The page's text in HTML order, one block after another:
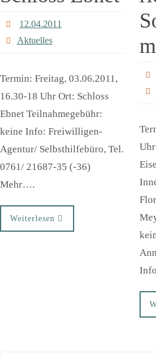
12.04.2011
Aktuelles
Termin: Freitag, 03.06.2011,
16.30-18 Uhr Ort: Schloss
Ebnet Teilnahmegebühr:
keine Info: Freiwilligen-
Agentur/ Selbsthilfebüro, Tel.
0761/ 21687-35 (-36)
Mehr….
Weiterlesen